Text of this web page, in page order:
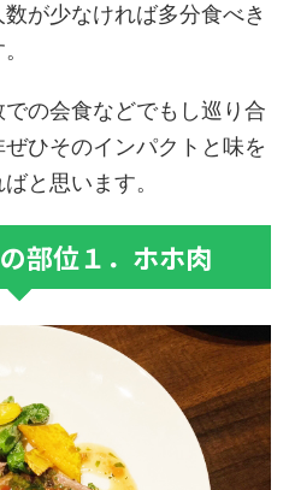
が少なければ多分食べき
の会食などでもし巡り合
ひそのインパクトと味を
と思います。
部位１．ホホ肉